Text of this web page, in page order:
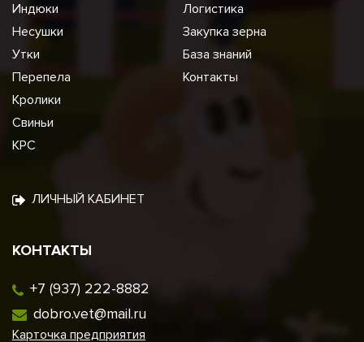
Индюки
Несушки
Утки
Перепела
Кролики
Свиньи
КРС
Логистика
Закупка зерна
База знаний
Контакты
ЛИЧНЫЙ КАБИНЕТ
КОНТАКТЫ
+7 (937) 222-8882
dobro.vet@mail.ru
Карточка предприятия